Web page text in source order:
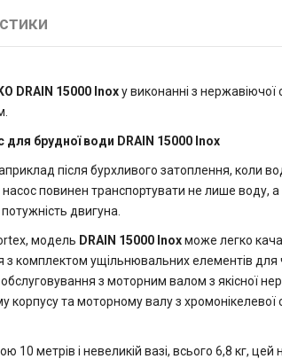
DRAIN 15000 Inoxу виконанні з
брудної води DRAIN 15000 Inox
після бурхливого затоплення, коли
насос повинен транспортувати не лише воду,
двигуна.
модель DRAIN 15000 Inoxможе легко
комплектом ущільнювальних елементів для
з моторним валом з якісної
та моторному валу з хромонікелевої
метрів і невеликій вазі, всього 6,8 кг,